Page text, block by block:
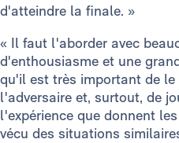
d'atteindre la finale. »
« Il faut l'aborder avec
d'enthousiasme et une
qu'il est très important de
l'adversaire et, surtout, de
l'expérience que donnent
vécu des situations